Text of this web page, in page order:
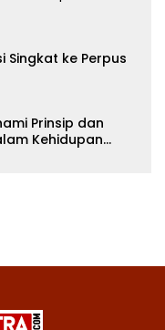
Singkat ke Perpus
Prinsip dan
Kehidupan